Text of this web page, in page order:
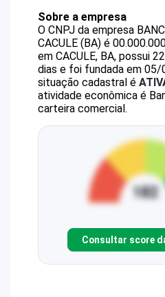
Sobre a empresa
O CNPJ da empresa
CACULE (BA) é
em CACULE, BA, possui
dias e foi fundada em 05/
situação cadastral é
atividade econômica é
carteira comercial.
Consultar score